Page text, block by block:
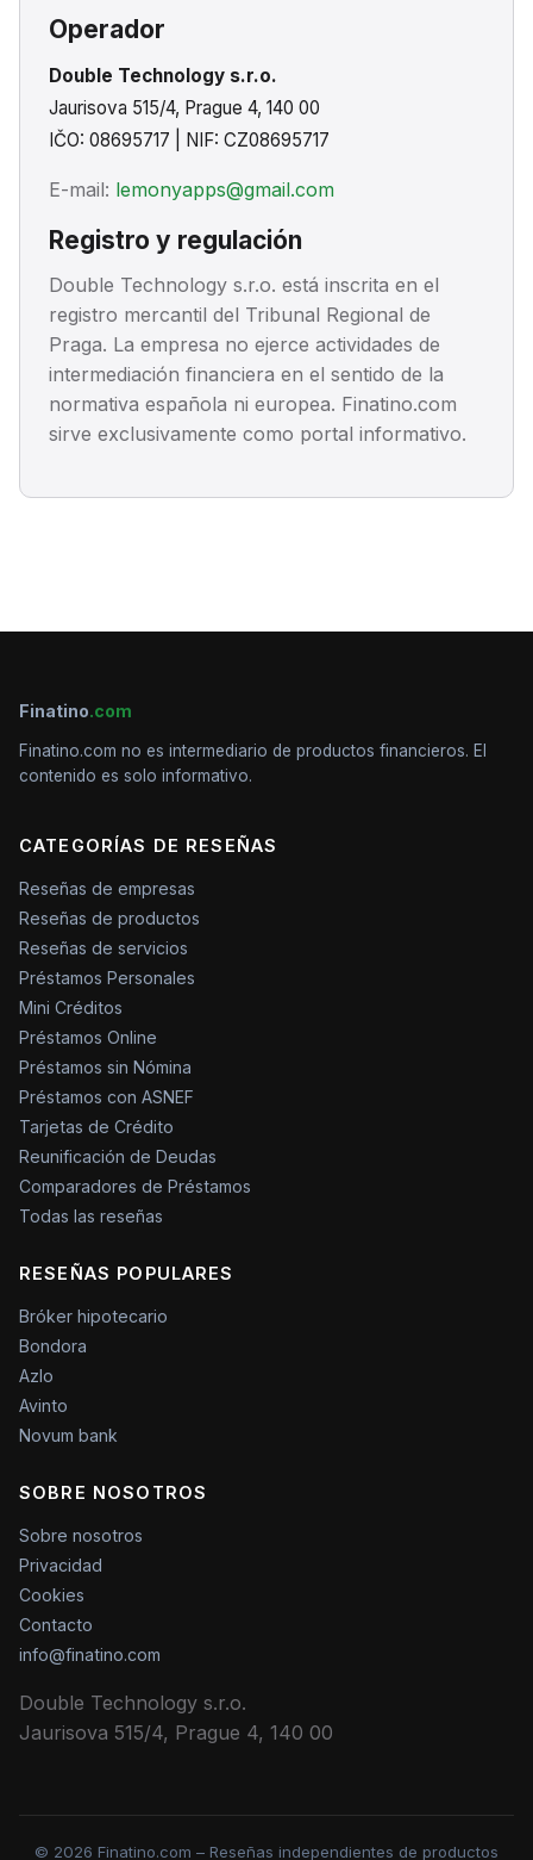
Operador
Double Technology s.r.o.
Jaurisova 515/4, Prague 4, 140 00
IČO: 08695717 | NIF: CZ08695717
E-mail: lemonyapps@gmail.com
Registro y regulación
Double Technology s.r.o. está inscrita en el
registro mercantil del Tribunal Regional de
Praga. La empresa no ejerce actividades de
intermediación financiera en el sentido de la
normativa española ni europea. Finatino.com
sirve exclusivamente como portal informativo.
Finatino.com
Finatino.com no es intermediario de productos financieros. El
contenido es solo informativo.
CATEGORÍAS DE RESEÑAS
Reseñas de empresas
Reseñas de productos
Reseñas de servicios
Préstamos Personales
Mini Créditos
Préstamos Online
Préstamos sin Nómina
Préstamos con ASNEF
Tarjetas de Crédito
Reunificación de Deudas
Comparadores de Préstamos
Todas las reseñas
RESEÑAS POPULARES
Bróker hipotecario
Bondora
Azlo
Avinto
Novum bank
SOBRE NOSOTROS
Sobre nosotros
Privacidad
Cookies
Contacto
info@finatino.com
Double Technology s.r.o.
Jaurisova 515/4, Prague 4, 140 00
© 2026 Finatino.com – Reseñas independientes de productos